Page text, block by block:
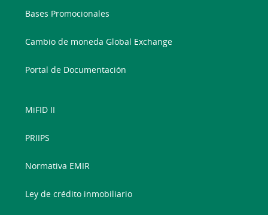
Bases Promocionales
Cambio de moneda Global Exchange
Portal de Documentación
MiFID II
PRIIPS
Normativa EMIR
Ley de crédito inmobiliario